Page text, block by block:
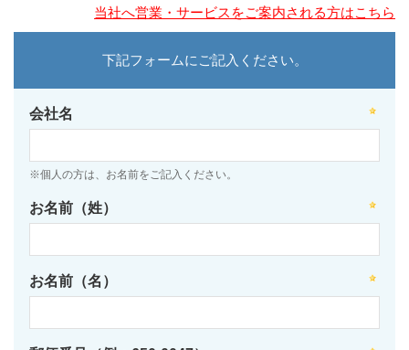
当社へ営業・サービスをご案内される方はこちら
下記フォームにご記入ください。
会社名
※個人の方は、お名前をご記入ください。
お名前（姓）
お名前（名）